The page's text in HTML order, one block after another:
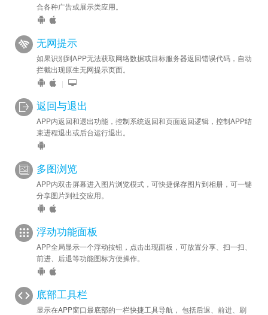
合各种广告或展示类应用。
无网提示
如果识别到APP无法获取网络数据或目标服务器返回错误代码，自动
拦截出现原生无网提示页面。
|
返回与退出
APP内返回和退出功能，控制系统返回和页面返回逻辑，控制APP结
束进程退出或后台运行退出。
多图浏览
APP内双击屏幕进入图片浏览模式，可快捷保存图片到相册，可一键
分享图片到社交应用。
浮动功能面板
APP全局显示一个浮动按钮，点击出现面板，可放置分享、扫一扫、
前进、后退等功能图标方便操作。
底部工具栏
显示在APP窗口最底部的一栏快捷工具导航， 包括后退、前进、刷